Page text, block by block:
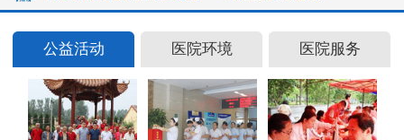
公益活动 医院环境 医院服务